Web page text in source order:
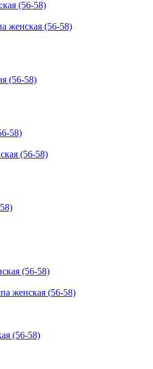
женская (56-58)
(56-58)
(56-58)
женская (56-58)
(56-58)